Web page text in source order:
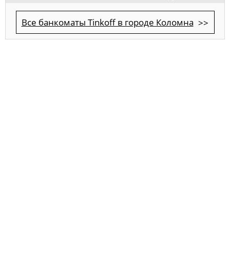
Все банкоматы Tinkoff в городе Коломна